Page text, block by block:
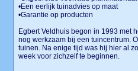
•Een eerlijk tuinadvies op maat
•Garantie op producten
Egbert Veldhuis begon in 1993 met
nog werkzaam bij een tuincentrum.
tuinen. Na enige tijd was hij hier al
week voor zichzelf te beginnen.